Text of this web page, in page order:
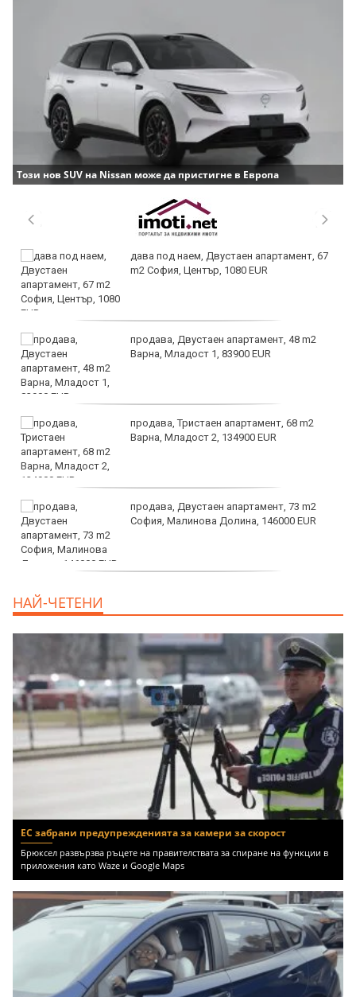
Този нов SUV на Nissan може да пристигне в Европа
дава под наем, Двустаен апартамент, 67
m2 София, Център, 1080 EUR
продава, Двустаен апартамент, 48 m2
Варна, Младост 1, 83900 EUR
продава, Тристаен апартамент, 68 m2
Варна, Младост 2, 134900 EUR
продава, Двустаен апартамент, 73 m2
София, Малинова Долина, 146000 EUR
НАЙ-ЧЕТЕНИ
ЕС забрани предупрежденията за камери за скорост
Брюксел развързва ръцете на правителствата за спиране на функции в
приложения като Waze и Google Maps